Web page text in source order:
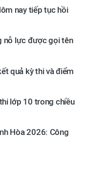
nay tiếp tục hồi
nỗ lực được gọi tên
quả kỳ thi và điểm
lớp 10 trong chiều
Hòa 2026: Công